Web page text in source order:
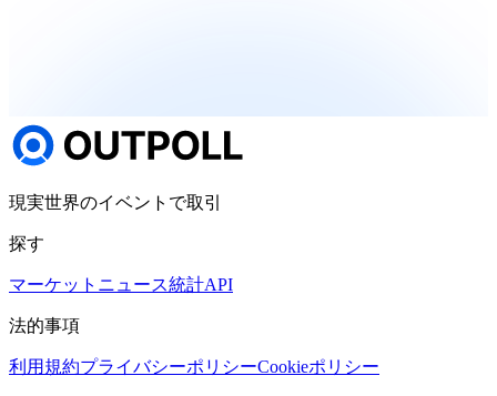
現実世界のイベントで取引
探す
マーケット ニュース統計API
法的事項
利用規約プライバシーポリシーCookieポリシー